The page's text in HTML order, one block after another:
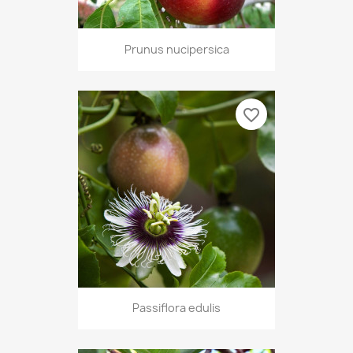
Prunus nucipersica
Passiflora edulis
favorite_border